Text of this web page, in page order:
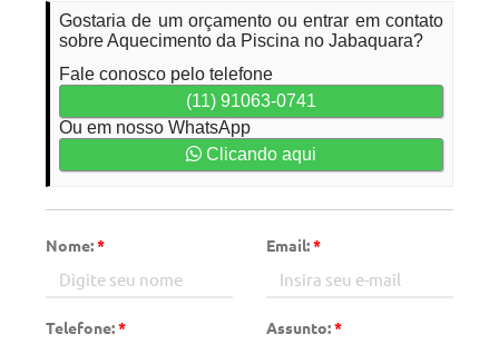
Gostaria de um orçamento ou entrar em contato
sobre Aquecimento da Piscina no Jabaquara?
Fale conosco pelo telefone
(11) 91063-0741
Ou em nosso WhatsApp
Clicando aqui
Nome:* Email:*
Telefone:* Assunto:*